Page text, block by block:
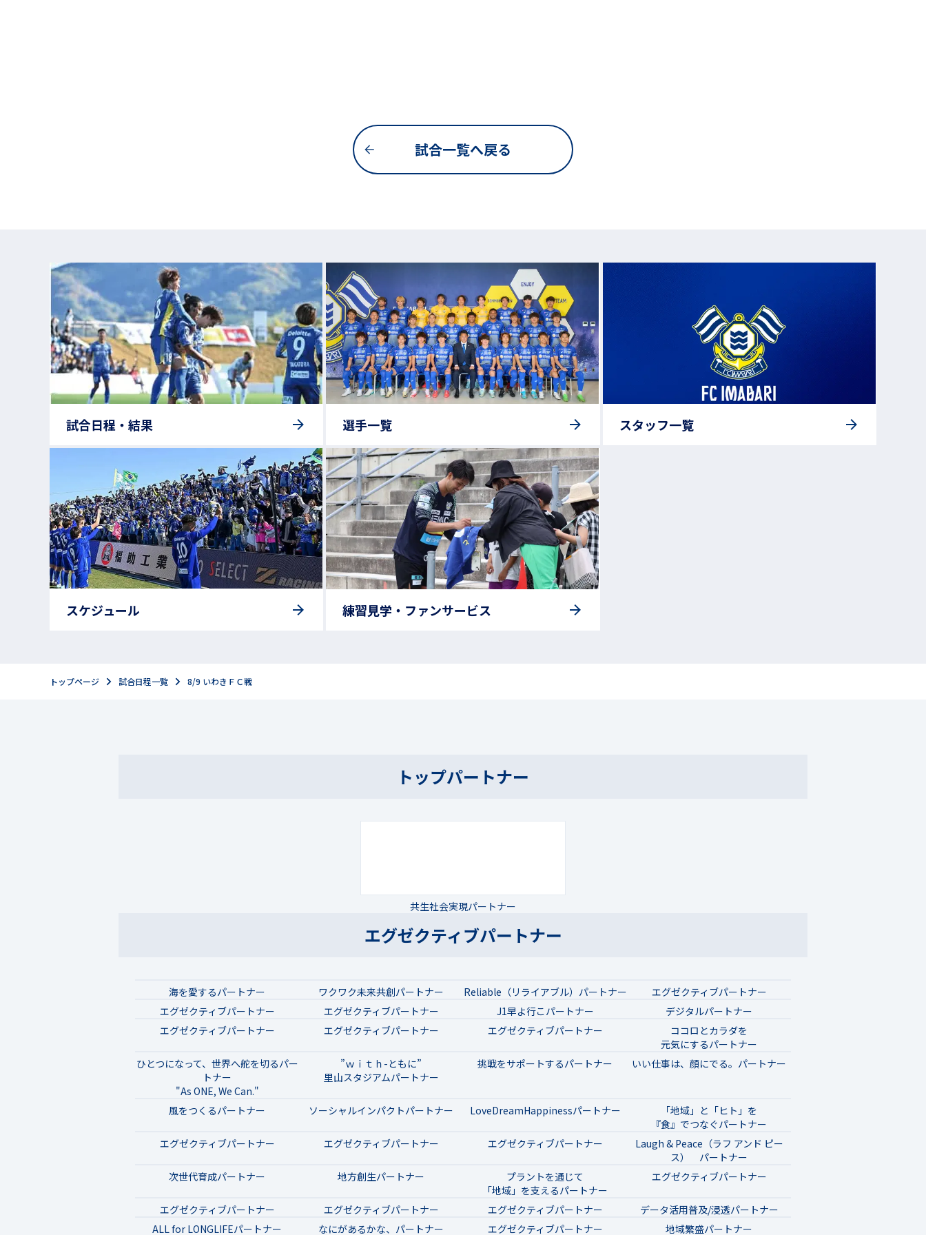
試合一覧へ戻る
試合日程・結果 選手一覧 スタッフ一覧
スケジュール 練習見学・ファンサービス
トップページ 試合日程一覧 8/9 いわきＦＣ戦
トップパートナー
共生社会実現パートナー
エグゼクティブパートナー
海を愛するパートナー ワクワク未来共創パートナー Reliable（リライアブル）パートナー
エグゼクティブパートナー
エグゼクティブパートナー
エグゼクティブパートナー J1早よ行こパートナー
デジタルパートナー
エグゼクティブパートナー
エグゼクティブパートナー エグゼクティブパートナー
ココロとカラダを
元気にするパートナー
ひとつになって、世界へ舵を切るパー
トナー
"As ONE, We Can."
”ｗｉｔｈ-ともに”
里山スタジアムパートナー
挑戦をサポートするパートナー いい仕事は、顔にでる。パートナー
風をつくるパートナー ソーシャルインパクトパートナー LoveDreamHappinessパートナー
「地域」と「ヒト」を
『食』でつなぐパートナー
エグゼクティブパートナー
エグゼクティブパートナー エグゼクティブパートナー
Laugh & Peace（ラフ アンド ピー
ス） パートナー
次世代育成パートナー
地方創生パートナー
プラントを通じて
「地域」を支えるパートナー
エグゼクティブパートナー
エグゼクティブパートナー エグゼクティブパートナー エグゼクティブパートナー
データ活用普及/浸透パートナー
ALL for LONGLIFEパートナー
なにがあるかな、パートナー エグゼクティブパートナー 地域繁盛パートナー